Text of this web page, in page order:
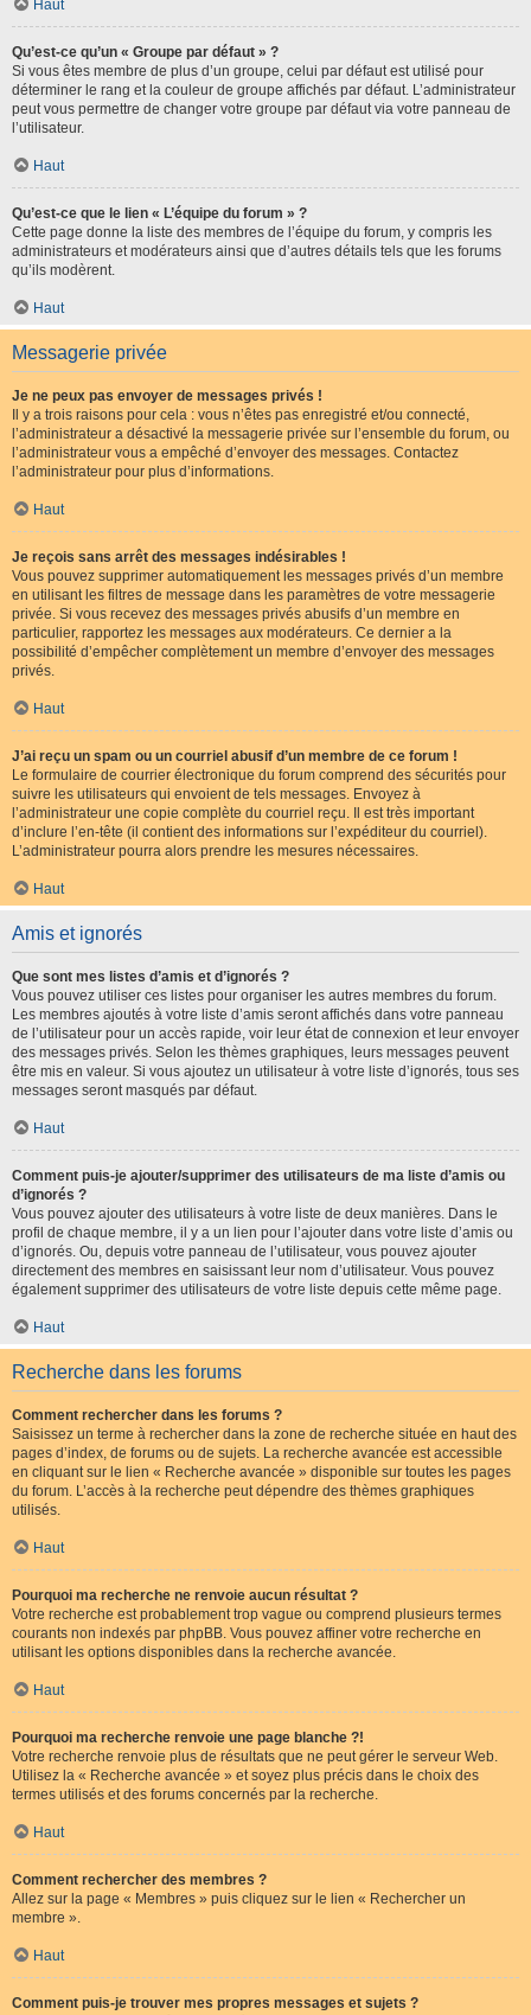
Haut
Qu’est-ce qu’un « Groupe par défaut » ?
Si vous êtes membre de plus d’un groupe, celui par défaut est utilisé pour
déterminer le rang et la couleur de groupe affichés par défaut. L’administrateur
peut vous permettre de changer votre groupe par défaut via votre panneau de
l’utilisateur.
Haut
Qu’est-ce que le lien « L’équipe du forum » ?
Cette page donne la liste des membres de l’équipe du forum, y compris les
administrateurs et modérateurs ainsi que d’autres détails tels que les forums
qu’ils modèrent.
Haut
Messagerie privée
Je ne peux pas envoyer de messages privés !
Il y a trois raisons pour cela : vous n’êtes pas enregistré et/ou connecté,
l’administrateur a désactivé la messagerie privée sur l’ensemble du forum, ou
l’administrateur vous a empêché d’envoyer des messages. Contactez
l’administrateur pour plus d’informations.
Haut
Je reçois sans arrêt des messages indésirables !
Vous pouvez supprimer automatiquement les messages privés d’un membre
en utilisant les filtres de message dans les paramètres de votre messagerie
privée. Si vous recevez des messages privés abusifs d’un membre en
particulier, rapportez les messages aux modérateurs. Ce dernier a la
possibilité d’empêcher complètement un membre d’envoyer des messages
privés.
Haut
J’ai reçu un spam ou un courriel abusif d’un membre de ce forum !
Le formulaire de courrier électronique du forum comprend des sécurités pour
suivre les utilisateurs qui envoient de tels messages. Envoyez à
l’administrateur une copie complète du courriel reçu. Il est très important
d’inclure l’en-tête (il contient des informations sur l’expéditeur du courriel).
L’administrateur pourra alors prendre les mesures nécessaires.
Haut
Amis et ignorés
Que sont mes listes d’amis et d’ignorés ?
Vous pouvez utiliser ces listes pour organiser les autres membres du forum.
Les membres ajoutés à votre liste d’amis seront affichés dans votre panneau
de l’utilisateur pour un accès rapide, voir leur état de connexion et leur envoyer
des messages privés. Selon les thèmes graphiques, leurs messages peuvent
être mis en valeur. Si vous ajoutez un utilisateur à votre liste d’ignorés, tous ses
messages seront masqués par défaut.
Haut
Comment puis-je ajouter/supprimer des utilisateurs de ma liste d’amis ou
d’ignorés ?
Vous pouvez ajouter des utilisateurs à votre liste de deux manières. Dans le
profil de chaque membre, il y a un lien pour l’ajouter dans votre liste d’amis ou
d’ignorés. Ou, depuis votre panneau de l’utilisateur, vous pouvez ajouter
directement des membres en saisissant leur nom d’utilisateur. Vous pouvez
également supprimer des utilisateurs de votre liste depuis cette même page.
Haut
Recherche dans les forums
Comment rechercher dans les forums ?
Saisissez un terme à rechercher dans la zone de recherche située en haut des
pages d’index, de forums ou de sujets. La recherche avancée est accessible
en cliquant sur le lien « Recherche avancée » disponible sur toutes les pages
du forum. L’accès à la recherche peut dépendre des thèmes graphiques
utilisés.
Haut
Pourquoi ma recherche ne renvoie aucun résultat ?
Votre recherche est probablement trop vague ou comprend plusieurs termes
courants non indexés par phpBB. Vous pouvez affiner votre recherche en
utilisant les options disponibles dans la recherche avancée.
Haut
Pourquoi ma recherche renvoie une page blanche ?!
Votre recherche renvoie plus de résultats que ne peut gérer le serveur Web.
Utilisez la « Recherche avancée » et soyez plus précis dans le choix des
termes utilisés et des forums concernés par la recherche.
Haut
Comment rechercher des membres ?
Allez sur la page « Membres » puis cliquez sur le lien « Rechercher un
membre ».
Haut
Comment puis-je trouver mes propres messages et sujets ?